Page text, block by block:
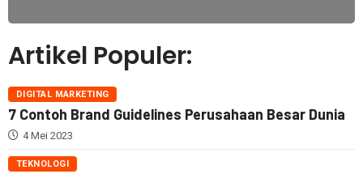
Artikel Populer:
DIGITAL MARKETING
7 Contoh Brand Guidelines Perusahaan Besar Dunia
4 Mei 2023
TEKNOLOGI